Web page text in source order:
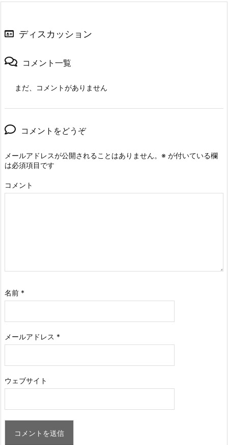
ディスカッション
コメント一覧
まだ、コメントがありません
コメントをどうぞ
メールアドレスが公開されることはありません。 ※ が付いている欄
は必須項目です
コメント
名前 *
メールアドレス *
ウェブサイト